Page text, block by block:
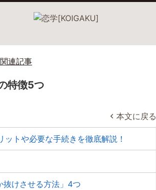
関連記事
特徴5つ
本文に戻る
ットや必要な手続きを徹底解説！
けさせる方法」4つ